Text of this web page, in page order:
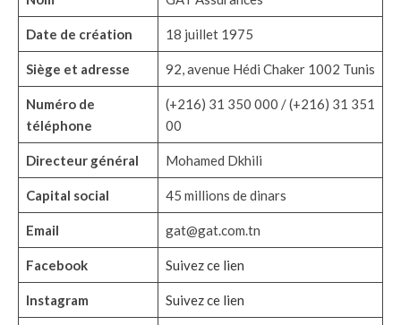
Date de création 18 juillet 1975
Siège et adresse 92, avenue Hédi Chaker 1002 Tunis
Numéro de
téléphone
(+216) 31 350 000 / (+216) 31 351
00
Directeur général Mohamed Dkhili
Capital social 45 millions de dinars
Email gat@gat.com.tn
Facebook Suivez ce lien
Instagram Suivez ce lien